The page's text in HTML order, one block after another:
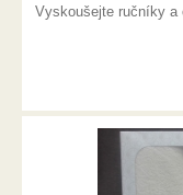
Vyskoušejte ručníky